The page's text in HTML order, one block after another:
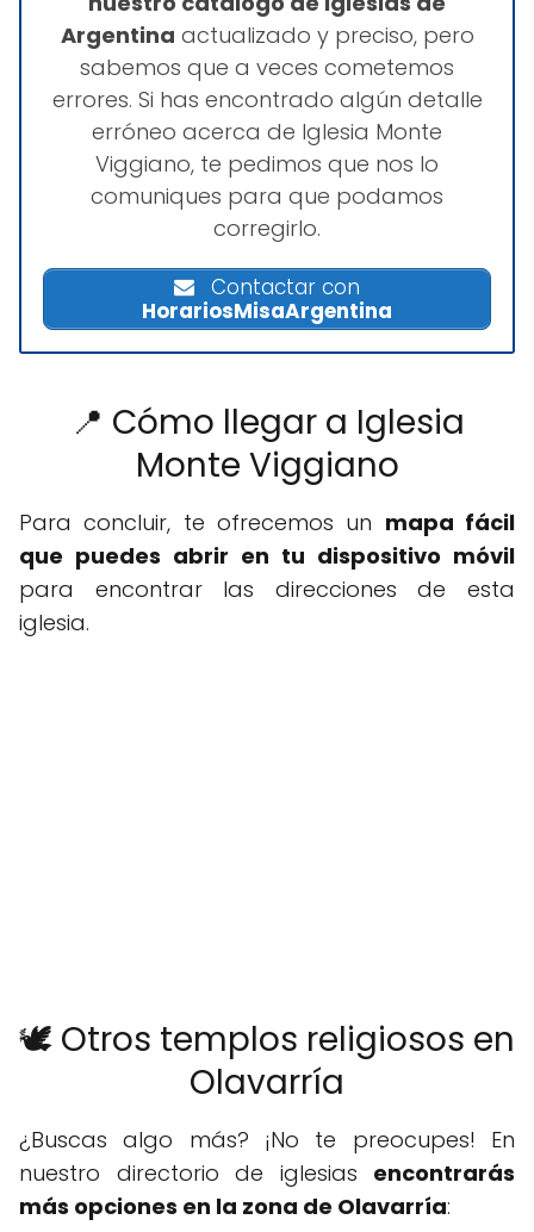
Argentina actualizado y preciso, pero
sabemos que a veces cometemos
errores. Si has encontrado algún detalle
erróneo acerca de Iglesia Monte
Viggiano, te pedimos que nos lo
comuniques para que podamos
corregirlo.
Contactar con
HorariosMisaArgentina
📍 Cómo llegar a Iglesia
Monte Viggiano
Para concluir, te ofrecemos un mapa fácil
que puedes abrir en tu dispositivo móvil
para encontrar las direcciones de esta
iglesia.
🕊️ Otros templos religiosos en
Olavarría
¿Buscas algo más? ¡No te preocupes! En
nuestro directorio de iglesias encontrarás
más opciones en la zona de Olavarría: